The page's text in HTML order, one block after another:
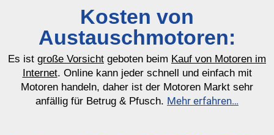
Kosten von
Austauschmotoren:
Es ist große Vorsicht geboten beim Kauf von Motoren im
Internet. Online kann jeder schnell und einfach mit
Motoren handeln, daher ist der Motoren Markt sehr
anfällig für Betrug & Pfusch. Mehr erfahren…